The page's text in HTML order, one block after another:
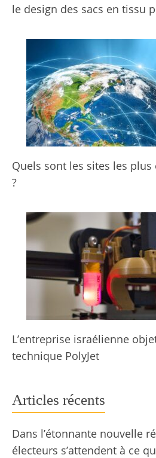
le design des sacs en tissu
Quels sont les sites les plus
?
L’entreprise israélienne
technique PolyJet
Articles récents
Dans l’étonnante nouvelle
électeurs s’attendent à ce